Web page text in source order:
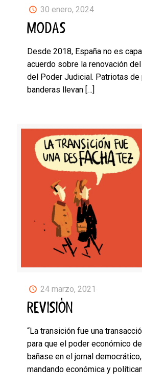
30 enero, 2024
MODAS
Desde 2018, España no es
acuerdo sobre la renovación del
del Poder Judicial. Patriotas de
banderas llevan […]
24 marzo, 2021
REVISIÓN
“La transición fue una
para que el poder económico
bañase en el jornal
mandando económica y